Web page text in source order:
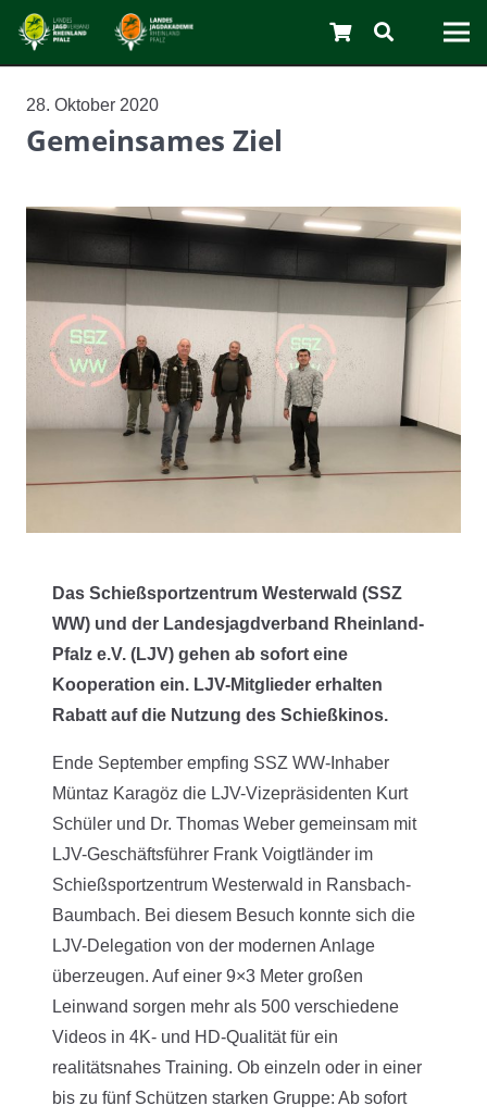
28. Oktober 2020
Gemeinsames Ziel
Das Schießsportzentrum Westerwald (SSZ
WW) und der Landesjagdverband Rheinland-
Pfalz e.V. (LJV) gehen ab sofort eine
Kooperation ein. LJV-Mitglieder erhalten
Rabatt auf die Nutzung des Schießkinos.
Ende September empfing SSZ WW-Inhaber
Müntaz Karagöz die LJV-Vizepräsidenten Kurt
Schüler und Dr. Thomas Weber gemeinsam mit
LJV-Geschäftsführer Frank Voigtländer im
Schießsportzentrum Westerwald in Ransbach-
Baumbach. Bei diesem Besuch konnte sich die
LJV-Delegation von der modernen Anlage
überzeugen. Auf einer 9×3 Meter großen
Leinwand sorgen mehr als 500 verschiedene
Videos in 4K- und HD-Qualität für ein
realitätsnahes Training. Ob einzeln oder in einer
bis zu fünf Schützen starken Gruppe: Ab sofort